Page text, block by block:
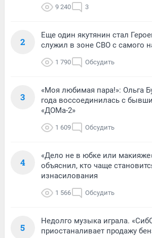
9 240 3
2
Еще один якутянин стал
служил в зоне СВО с самого
1 790 Обсудить
3
«Моя любимая пара!»: Ольга
года воссоединилась с
«ДОМа-2»
1 609 Обсудить
4
«Дело не в юбке или
объяснил, кто чаще
изнасилования
1 566 Обсудить
5
Недолго музыка играла.
приостаналивает продажу